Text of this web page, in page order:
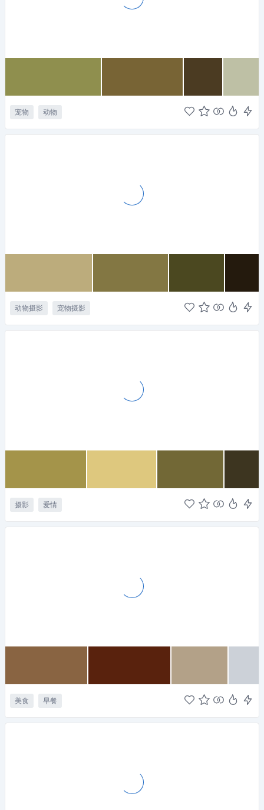
宠物 动物
动物摄影 宠物摄影
摄影 爱情
美食 早餐